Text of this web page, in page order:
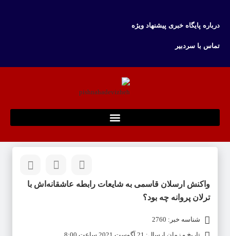
درباره پایگاه خبری پیشنهاد ویژه
تماس با سردبیر
واکنش ارسلان قاسمی به شایعات رابطه عاشقانه‌اش با
ترلان پروانه چه بود؟
شناسه خبر: 2760